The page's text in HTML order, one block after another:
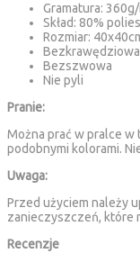
Gramatura: 360g/
Skład: 80%
Rozmiar:
Bezkrawędziowa
Bezszwowa
Nie pyli
Pranie:
Można prać w pralce w
podobnymi kolorami.
Uwaga:
Przed użyciem należy
zanieczyszczeń, które
Recenzje